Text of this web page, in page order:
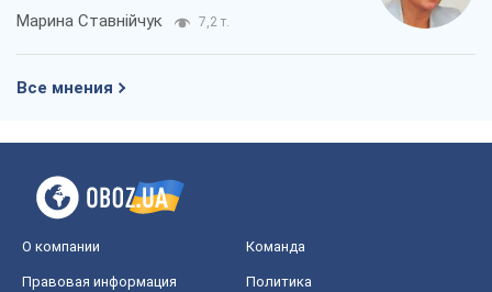
Марина Ставнійчук 7,2 т.
Все мнения
О компании Команда
Правовая информация
Политика